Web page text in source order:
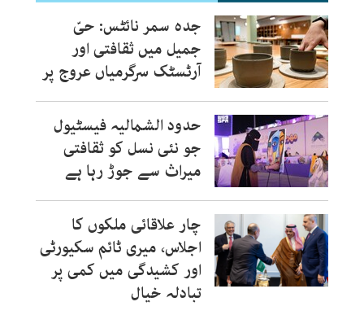
جدہ سمر نائٹس: حیّ
جمیل میں ثقافتی اور
آرٹسٹک سرگرمیاں عروج پر
حدود الشمالیہ فیسٹیول
جو نئی نسل کو ثقافتی
میراث سے جوڑ رہا ہے
چار علاقائی ملکوں کا
اجلاس، میری ٹائم سکیورٹی
اور کشیدگی میں کمی پر
تبادلہ خیال